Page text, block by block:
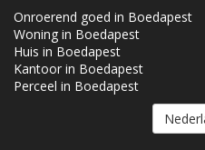
Onroerend goed in Boedapest
Woning in Boedapest
Huis in Boedapest
Kantoor in Boedapest
Perceel in Boedapest